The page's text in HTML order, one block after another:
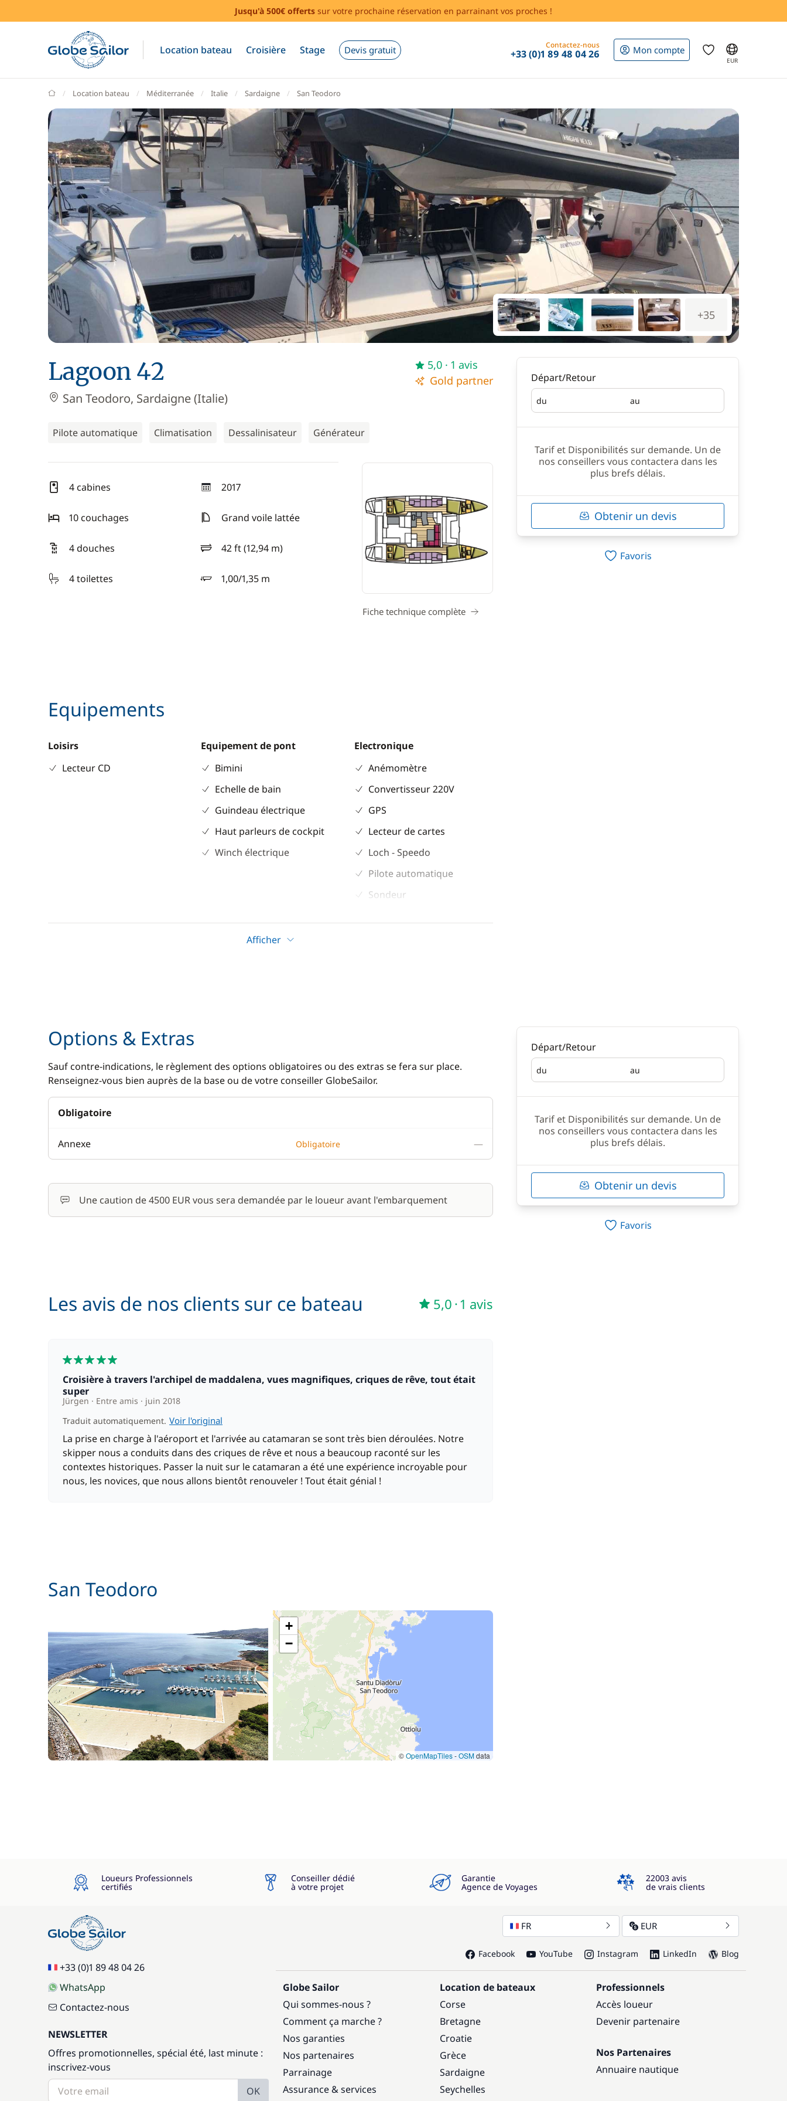
Jusqu'à 500€ offerts sur votre prochaine réservation en parrainant vos proches !
Location bateau Croisière Stage Devis gratuit Contactez-nous
+33 (0)1 89 48 04 26 Mon compte
EUR
GlobeSailor
Location bateau Méditerranée Italie Sardaigne San Teodoro
+35
Lagoon 42
San Teodoro, Sardaigne (Italie)
Pilote automatique Climatisation Dessalinisateur Générateur
5,0 · 1 avis
Gold partner
4 cabines 2017
année
10 couchages
Grand voile lattée
4 douches 42 ft (12,94 m)
longueur
4 toilettes
1,00/1,35 m
tirant d'eau
Fiche technique complète
Equipements
Loisirs
Lecteur CD
Equipement de pont
Bimini
Echelle de bain
Guindeau électrique
Haut parleurs de cockpit
Winch électrique
Electronique
Anémomètre
Convertisseur 220V
GPS
Lecteur de cartes
Loch - Speedo
Pilote automatique
Sondeur
WC électrique
Afficher
Départ/Retour
du
Départ au
Retour
Tarif et Disponibilités sur demande. Un de
nos conseillers vous contactera dans les
plus brefs délais.
Obtenir un devis
Favoris
Options & Extras
Sauf contre-indications, le règlement des options obligatoires ou des extras se fera sur place.
Renseignez-vous bien auprès de la base ou de votre conseiller GlobeSailor.
Obligatoire
Annexe Obligatoire —
Une caution de 4500 EUR vous sera demandée par le loueur avant l'embarquement
Les avis de nos clients sur ce bateau 5,0 ·1 avis
Croisière à travers l'archipel de maddalena, vues magnifiques, criques de rêve, tout était
super
Jürgen Entre amis
juin 2018
Traduit automatiquement. Voir l'original
La prise en charge à l'aéroport et l'arrivée au catamaran se sont très bien déroulées. Notre
skipper nous a conduits dans des criques de rêve et nous a beaucoup raconté sur les
contextes historiques. Passer la nuit sur le catamaran a été une expérience incroyable pour
nous, les novices, que nous allons bientôt renouveler ! Tout était génial !
San Teodoro
+
−
©OpenMapTiles-OSMdata
Départ/Retour
du
Départ au
Retour
Tarif et Disponibilités sur demande. Un de
nos conseillers vous contactera dans les
plus brefs délais.
Obtenir un devis
Favoris
Loueurs Professionnels
certifiés
Conseiller dédié
à votre projet
Garantie
Agence de Voyages
4.3
22003 avis
de vrais clients
+33 (0)1 89 48 04 26
WhatsApp
Contactez-nous
NEWSLETTER
Offres promotionnelles, spécial été, last minute :
inscrivez-vous
OK
FR EUR
Facebook YouTube Instagram LinkedIn Blog
Globe Sailor
Qui sommes-nous ?
Comment ça marche ?
Nos garanties
Nos partenaires
Parrainage
Assurance & services
Location de bateaux
Corse
Bretagne
Croatie
Grèce
Sardaigne
Seychelles
Professionnels
Accès loueur
Devenir partenaire
Nos Partenaires
Annuaire nautique